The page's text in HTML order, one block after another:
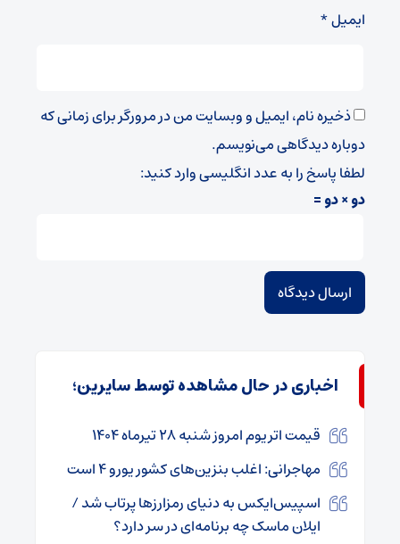
ایمیل*
ذخیره نام، ایمیل و وبسایت من در مرورگر برای زمانی که
دوباره دیدگاهی می‌نویسم.
لطفا پاسخ را به عدد انگلیسی وارد کنید:
دو × دو =
اخباری در حال مشاهده توسط سایرین؛
قیمت اتریوم امروز شنبه ۲۸ تیرماه ۱۴۰۴
مهاجرانی: اغلب بنزین‌های کشور یورو ۴ است
اسپیس‌ایکس به دنیای رمزارزها پرتاب شد /
ایلان ماسک چه برنامه‌ای در سر دارد؟